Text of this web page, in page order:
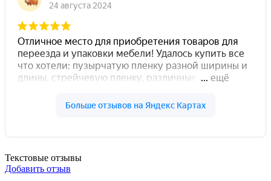
Текстовые отзывы
Добавить отзыв